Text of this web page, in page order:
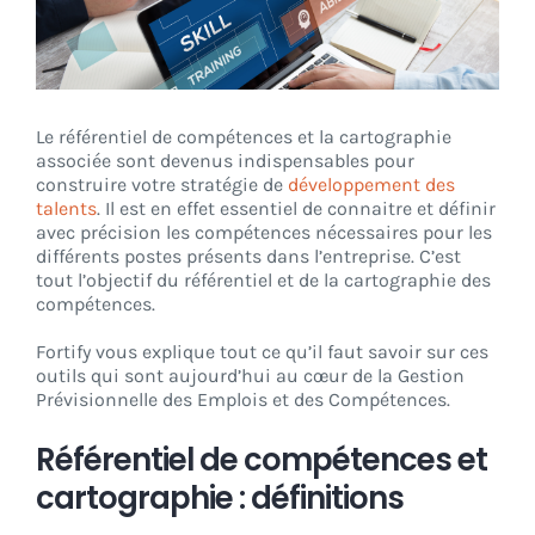
CONNEXION
Le référentiel de compétences et la cartographie
associée sont devenus indispensables pour
construire votre stratégie de développement des
talents. Il est en effet essentiel de connaitre et définir
avec précision les compétences nécessaires pour les
différents postes présents dans l’entreprise. C’est
tout l’objectif du référentiel et de la cartographie des
compétences.
Fortify vous explique tout ce qu’il faut savoir sur ces
outils qui sont aujourd’hui au cœur de la Gestion
Prévisionnelle des Emplois et des Compétences.
Référentiel de compétences et
cartographie : définitions